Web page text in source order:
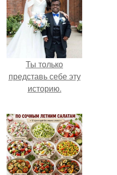
Ты только
представь себе эту
историю.